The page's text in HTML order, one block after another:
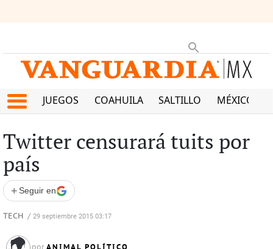
JUEGOS COAHUILA SALTILLO MÉXICO
Twitter censurará tuits por
país
+ Seguir en
TECH / 29 septiembre 2015 03:17